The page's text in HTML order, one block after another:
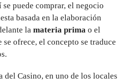
puede comprar, el negocio
basada en la elaboración
la materia prima o el
ofrece, el concepto se traduce
del Casino, en uno de los locales